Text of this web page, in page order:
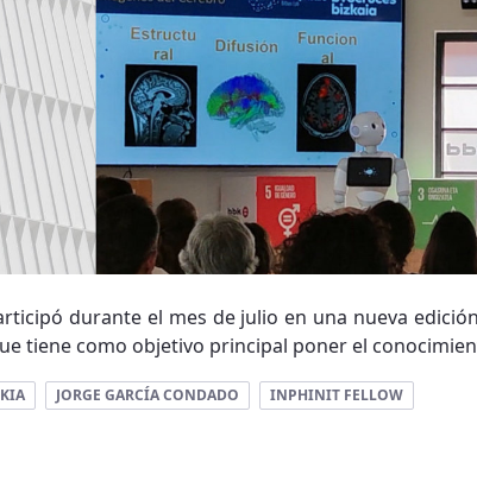
durante el mes de julio en una nueva
tiene como objetivo principal poner el
JORGE GARCÍA CONDADO INPHINIT FELLOW